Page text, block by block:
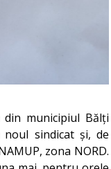
din municipiul Bălți
sindicat și, de
zona NORD.